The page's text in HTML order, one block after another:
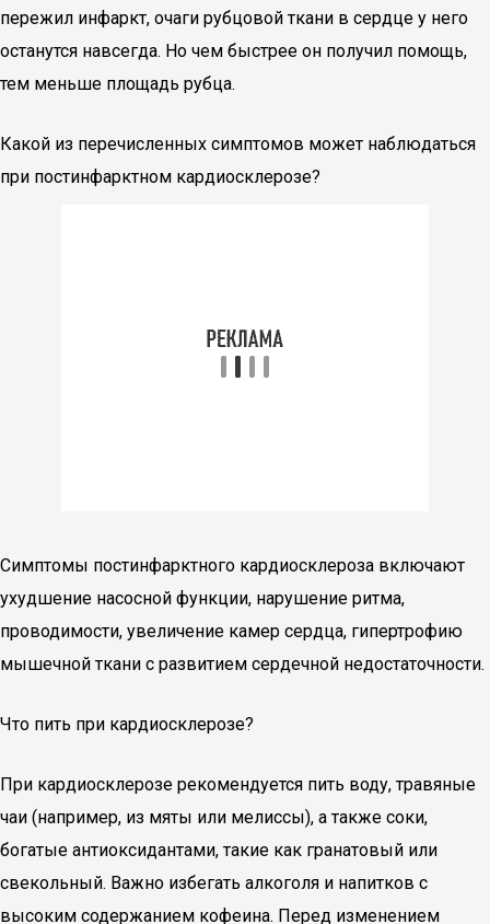
пережил инфаркт, очаги рубцовой ткани в сердце у него
останутся навсегда. Но чем быстрее он получил помощь,
тем меньше площадь рубца.
Какой из перечисленных симптомов может наблюдаться
при постинфарктном кардиосклерозе?
Симптомы постинфарктного кардиосклероза включают
ухудшение насосной функции, нарушение ритма,
проводимости, увеличение камер сердца, гипертрофию
мышечной ткани с развитием сердечной недостаточности.
Что пить при кардиосклерозе?
При кардиосклерозе рекомендуется пить воду, травяные
чаи (например, из мяты или мелиссы), а также соки,
богатые антиоксидантами, такие как гранатовый или
свекольный. Важно избегать алкоголя и напитков с
высоким содержанием кофеина. Перед изменением